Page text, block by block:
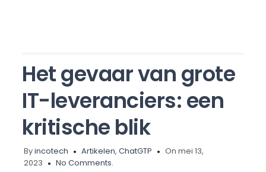
Het gevaar van grote
IT-leveranciers: een
kritische blik
Byincotech Artikelen,ChatGTP
On mei 13,
2023
No Comments.